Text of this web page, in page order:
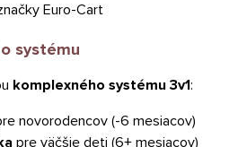
Euro-Cart
systému
komplexného systému 3v1:
novorodencov (-6 mesiacov)
pre väčšie deti (6+ mesiacov)